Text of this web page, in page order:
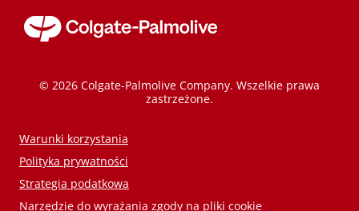
© 2026 Colgate-Palmolive Company. Wszelkie prawa
zastrzeżone.
Warunki korzystania
Polityka prywatności
Strategia podatkowa
Narzędzie do wyrażania zgody na pliki cookie